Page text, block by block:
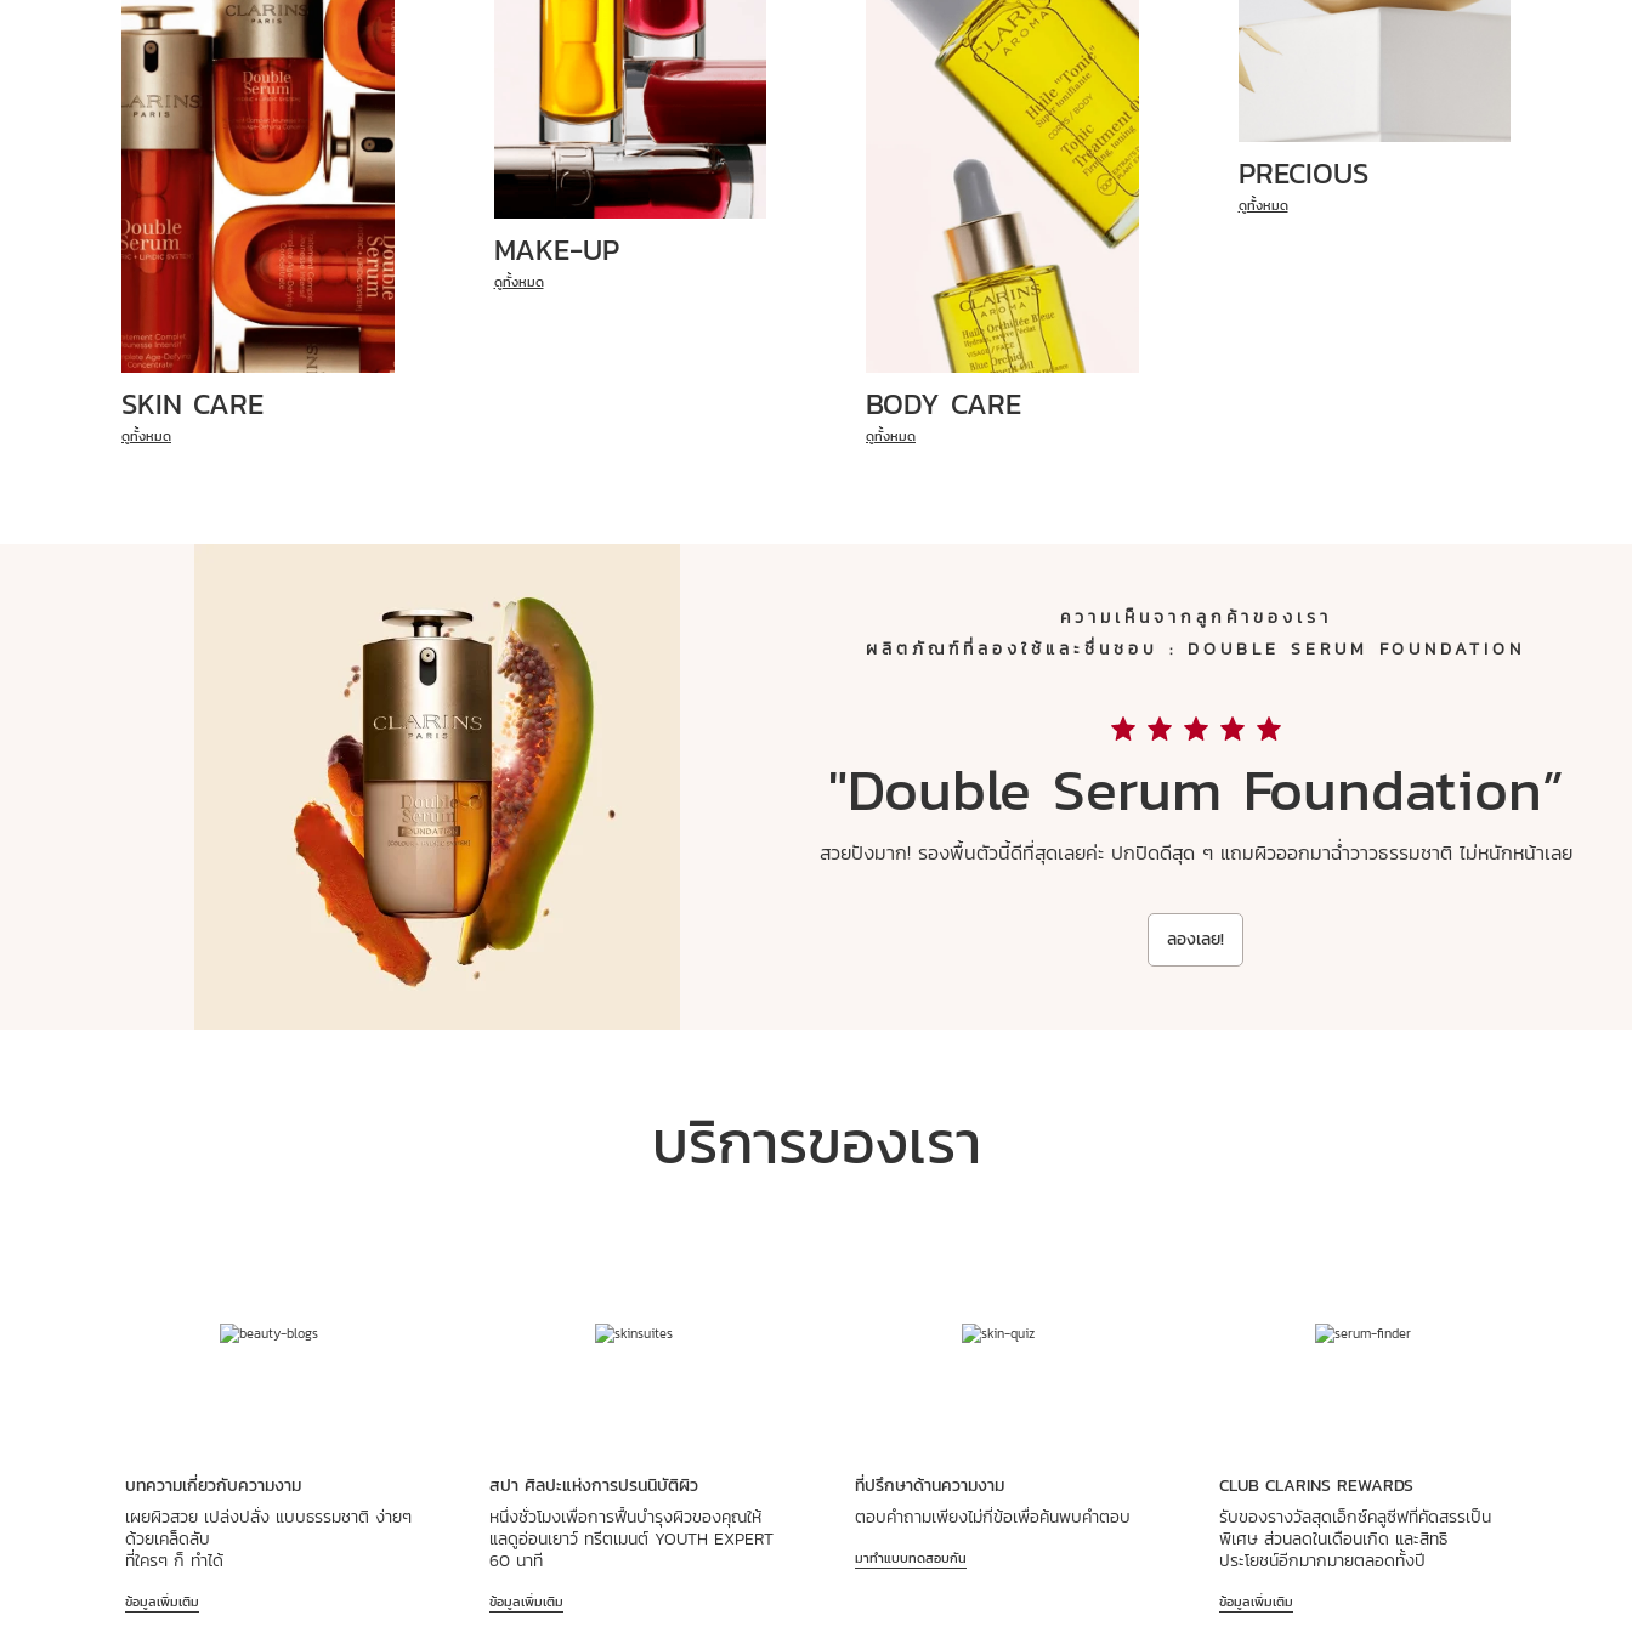
SKIN CARE
ดูทั้งหมด
MAKE-UP
ดูทั้งหมด
BODY CARE
ดูทั้งหมด
PRECIOUS
ดูทั้งหมด
ความเห็นจากลูกค้าของเรา
ผลิตภัณฑ์ที่ลองใช้และชื่นชอบ : DOUBLE SERUM FOUNDATION
"Double Serum Foundation”
สวยปังมาก! รองพื้นตัวนี้ดีที่สุดเลยค่ะ ปกปิดดีสุด ๆ แถมผิวออกมาฉ่ำวาวธรรมชาติ ไม่หนักหน้าเลย
ลองเลย!
บริการของเรา
บทความเกี่ยวกับความงาม
เผยผิวสวย เปล่งปลั่ง แบบธรรมชาติ ง่ายๆ
ด้วยเคล็ดลับ
ที่ใครๆ ก็ ทำได้
ข้อมูลเพิ่มเติม
สปา ศิลปะแห่งการปรนนิบัติผิว
หนึ่งชั่วโมงเพื่อการฟื้นบำรุงผิวของคุณให้
แลดูอ่อนเยาว์ ทรีตเมนต์ YOUTH EXPERT
60 นาที
ข้อมูลเพิ่มเติม
ที่ปรึกษาด้านความงาม
ตอบคำถามเพียงไม่กี่ข้อเพื่อค้นพบคำตอบ
มาทำแบบทดสอบกัน
CLUB CLARINS REWARDS
รับของรางวัลสุดเอ็กซ์คลูซีฟที่คัดสรรเป็น
พิเศษ ส่วนลดในเดือนเกิด และสิทธิ
ประโยชน์อีกมากมายตลอดทั้งปี
ข้อมูลเพิ่มเติม